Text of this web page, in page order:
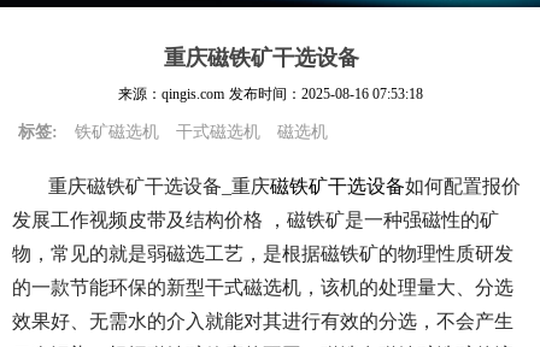
重庆磁铁矿干选设备
来源：qingis.com 发布时间： 2025-08-16 07:53:18
标签: 铁矿磁选机 干式磁选机 磁选机
重庆磁铁矿干选设备_重庆磁铁矿干选设备如何配置报价
发展工作视频皮带及结构价格 ，磁铁矿是一种强磁性的矿
物，常见的就是弱磁选工艺，是根据磁铁矿的物理性质研发
的一款节能环保的新型干式磁选机，该机的处理量大、分选
效果好、无需水的介入就能对其进行有效的分选，不会产生